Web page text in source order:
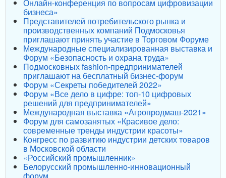
Онлайн-конференция по вопросам цифровизации
бизнеса»
Представителей потребительского рынка и
производственных компаний Подмосковья
приглашают принять участие в Торговом Форуме
Международные специализированная выставка и
Форум «Безопасность и охрана труда»
Подмосковных fashion-предпринимателей
приглашают на бесплатный бизнес-форум
Форум «Секреты победителей 2022»
Форум «Все дело в цифре: топ-10 цифровых
решений для предпринимателей»
Международная выставка «Агропродмаш-2021»
Форум для самозанятых «Красивое дело:
современные тренды индустрии красоты»
Конгресс по развитию индустрии детских товаров
в Московской области
«Российский промышленник»
Белорусский промышленно-инновационный
форум